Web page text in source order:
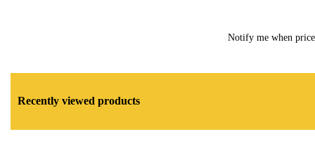
Notify me when
Recently viewed products